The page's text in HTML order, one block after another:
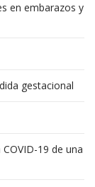
en embarazos y
gestacional
19 de una